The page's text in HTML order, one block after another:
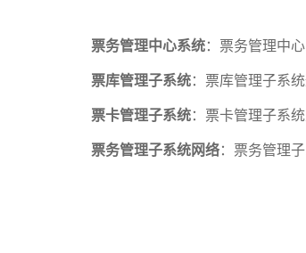
票务管理中心系统：票务管理中
票库管理子系统：票库管理子系
票卡管理子系统：票卡管理子系
票务管理子系统网络：票务管理